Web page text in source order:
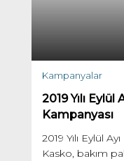
Kampanyalar
2019 Yılı
Kampanyası
2019 Yılı Eylül
Kasko, bakım